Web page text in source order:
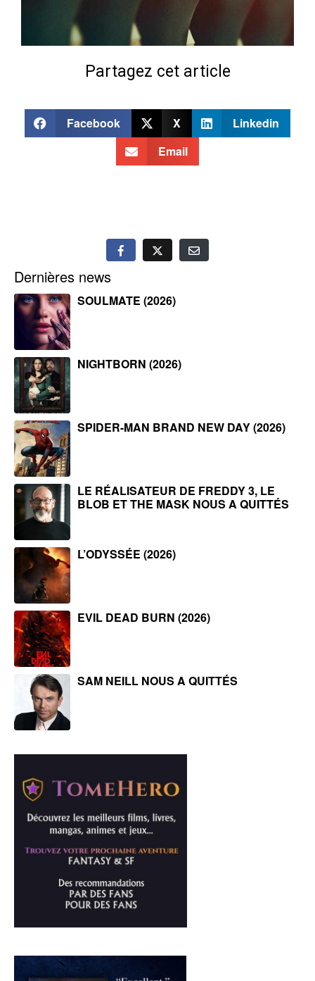
Partagez cet article
Facebook X
Linkedin
Email
Dernières news
SOULMATE (2026)
NIGHTBORN (2026)
SPIDER-MAN BRAND NEW DAY (2026)
LE RÉALISATEUR DE FREDDY 3, LE
BLOB ET THE MASK NOUS A QUITTÉS
L’ODYSSÉE (2026)
EVIL DEAD BURN (2026)
SAM NEILL NOUS A QUITTÉS